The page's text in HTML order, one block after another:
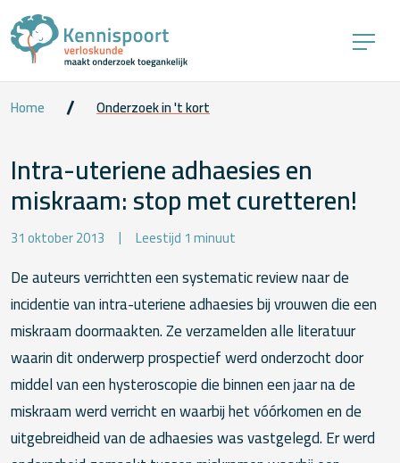
Home Onderzoek in 't kort
Intra-uteriene adhaesies en
miskraam: stop met curetteren!
31 oktober 2013 Leestijd 1 minuut
De auteurs verrichtten een systematic review naar de
incidentie van intra-uteriene adhaesies bij vrouwen die een
miskraam doormaakten. Ze verzamelden alle literatuur
waarin dit onderwerp prospectief werd onderzocht door
middel van een hysteroscopie die binnen een jaar na de
miskraam werd verricht en waarbij het vóórkomen en de
uitgebreidheid van de adhaesies was vastgelegd. Er werd